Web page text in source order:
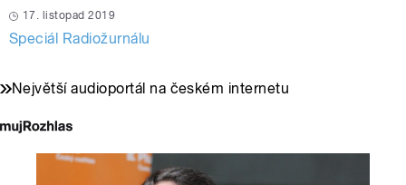
17. listopad 2019
Speciál Radiožurnálu
Největší audioportál na českém internetu